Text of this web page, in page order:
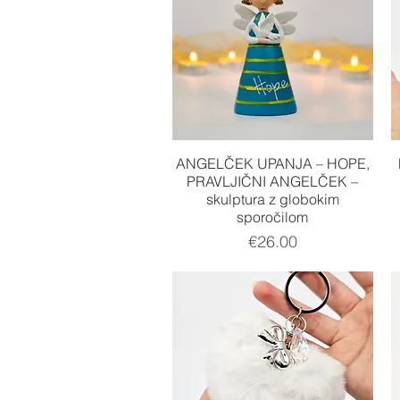
Quick View
ANGELČEK UPANJA – HOPE,
PRAVLJIČNI ANGELČEK –
skulptura z globokim
sporočilom
Price
€26.00